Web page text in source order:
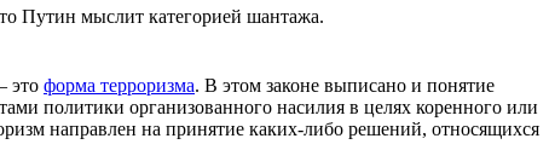
Путин мыслит категорией шантажа.
это форма терроризма. В этом законе выписано и понятие
политики организованного насилия в целях коренного или
направлен на принятие каких-либо решений, относящихся